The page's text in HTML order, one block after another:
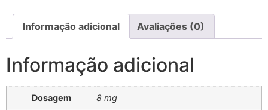
Informação adicional Avaliações (0)
Informação adicional
Dosagem 8 mg